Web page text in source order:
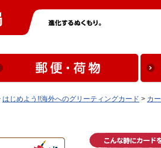
はじめよう!!海外へのグリーティングカード > カ